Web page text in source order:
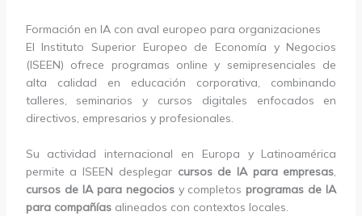
Formación en IA con aval europeo para organizaciones
El Instituto Superior Europeo de Economía y Negocios
(ISEEN) ofrece programas online y semipresenciales de
alta calidad en educación corporativa, combinando
talleres, seminarios y cursos digitales enfocados en
directivos, empresarios y profesionales.
Su actividad internacional en Europa y Latinoamérica
permite a ISEEN desplegar cursos de IA para empresas,
cursos de IA para negociosy completosprogramas de IA
para compañíasalineados con contextos locales.